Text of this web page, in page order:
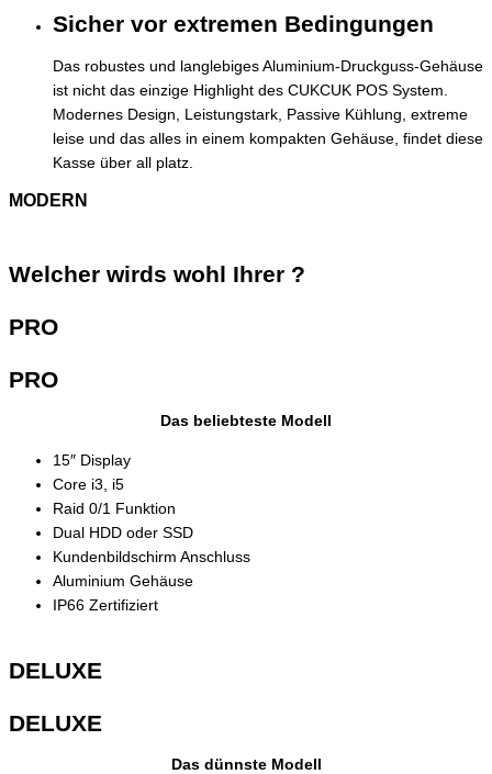
Sicher vor extremen Bedingungen
Das robustes und langlebiges Aluminium-Druckguss-Gehäuse
ist nicht das einzige Highlight des CUKCUK POS System.
Modernes Design, Leistungstark, Passive Kühlung, extreme
leise und das alles in einem kompakten Gehäuse, findet diese
Kasse über all platz.
MODERN
Welcher wirds wohl Ihrer ?
PRO
PRO
Das beliebteste Modell
15″ Display
Core i3, i5
Raid 0/1 Funktion
Dual HDD oder SSD
Kundenbildschirm Anschluss
Aluminium Gehäuse
IP66 Zertifiziert
DELUXE
DELUXE
Das dünnste Modell